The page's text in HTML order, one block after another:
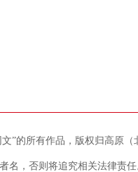
”的所有作品，版权归高原
名，否则将追究相关法律责任